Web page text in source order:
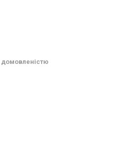
домовленістю